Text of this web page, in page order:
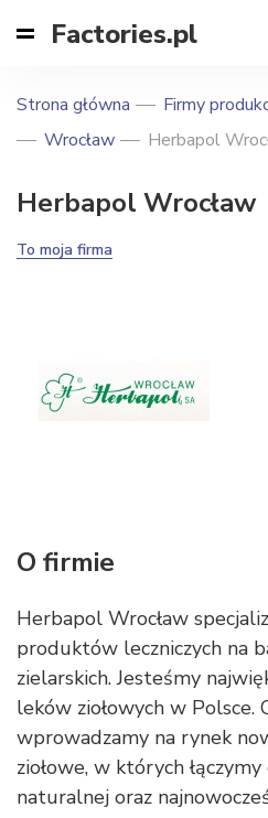
Factories.pl
Strona główna Firmy
Wrocław
Herbapol
Herbapol Wrocław
To moja firma
O firmie
Herbapol Wrocław
produktów leczniczych na
zielarskich. Jesteśmy
leków ziołowych w
wprowadzamy na rynek
ziołowe, w których
naturalnej oraz